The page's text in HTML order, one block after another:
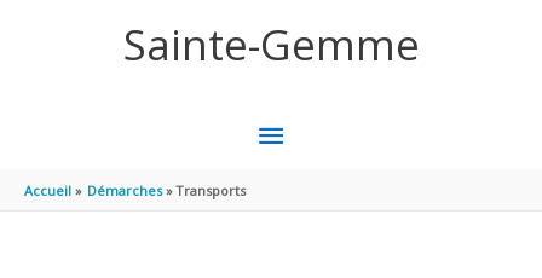
Sainte-Gemme
MENU
Accueil Démarches Transports